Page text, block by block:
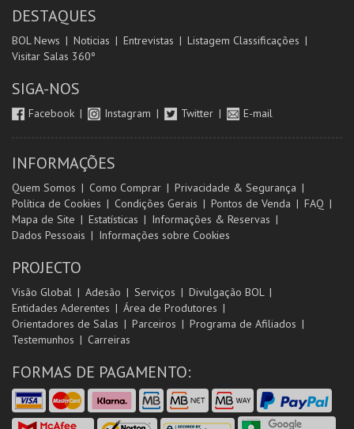
DESTAQUES
BOL News Noticias Entrevistas
Listagem Classificações
Visitar Salas 360º
SIGA-NOS
Facebook Instagram Twitter E-mail
INFORMAÇÕES
Quem Somos Como Comprar
Privacidade & Segurança
Política de Cookies
Condições Gerais Pontos de Venda
FAQ
Mapa de Site
Estatísticas
Informações & Reservas
Dados Pessoais
Informações sobre Cookies
PROJECTO
Visão Global Adesão Serviços
Divulgação BOL
Entidades Aderentes
Área de Produtores
Orientadores de Salas
Parceiros
Programa de Afiliados
Testemunhos
Carreiras
FORMAS DE PAGAMENTO: